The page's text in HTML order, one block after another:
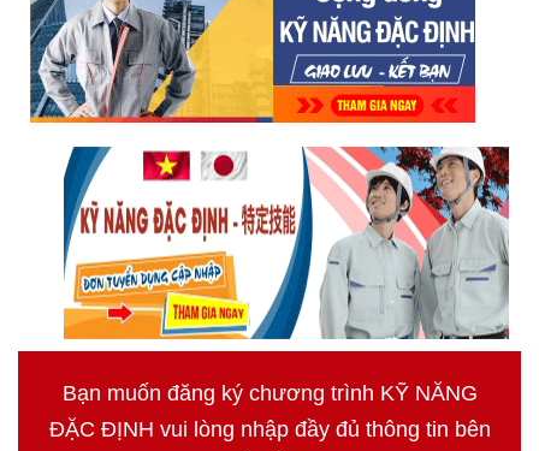
Bạn muốn đăng ký chương trình KỸ NĂNG
ĐẶC ĐỊNH vui lòng nhập đầy đủ thông tin bên